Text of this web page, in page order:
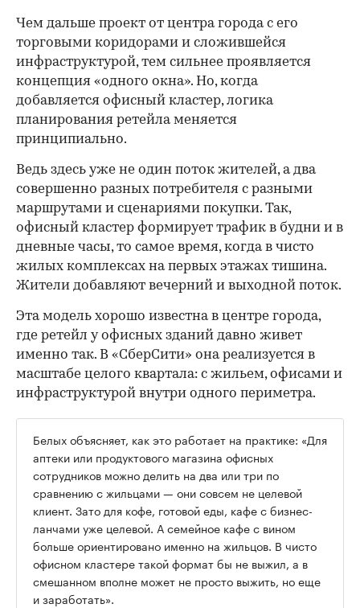
Чем дальше проект от центра города с его
торговыми коридорами и сложившейся
инфраструктурой, тем сильнее проявляется
концепция «одного окна». Но, когда
добавляется офисный кластер, логика
планирования ретейла меняется
принципиально.
Ведь здесь уже не один поток жителей, а два
совершенно разных потребителя с разными
маршрутами и сценариями покупки. Так,
офисный кластер формирует трафик в будни и в
дневные часы, то самое время, когда в чисто
жилых комплексах на первых этажах тишина.
Жители добавляют вечерний и выходной поток.
Эта модель хорошо известна в центре города,
где ретейл у офисных зданий давно живет
именно так. В «СберСити» она реализуется в
масштабе целого квартала: с жильем, офисами и
инфраструктурой внутри одного периметра.
Белых объясняет, как это работает на практике: «Для
аптеки или продуктового магазина офисных
сотрудников можно делить на два или три по
сравнению с жильцами — они совсем не целевой
клиент. Зато для кофе, готовой еды, кафе с бизнес-
ланчами уже целевой. А семейное кафе с вином
больше ориентировано именно на жильцов. В чисто
офисном кластере такой формат бы не выжил, а в
смешанном вполне может не просто выжить, но еще
и заработать».